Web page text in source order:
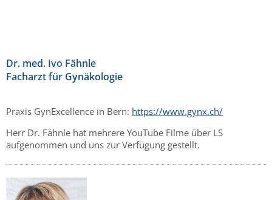
Dr. med. Ivo Fähnle
Facharzt für Gynäkologie
Praxis GynExcellence in Bern: https://www.gynx.ch/
Herr Dr. Fähnle hat mehrere YouTube Filme über LS
aufgenommen und uns zur Verfügung gestellt.